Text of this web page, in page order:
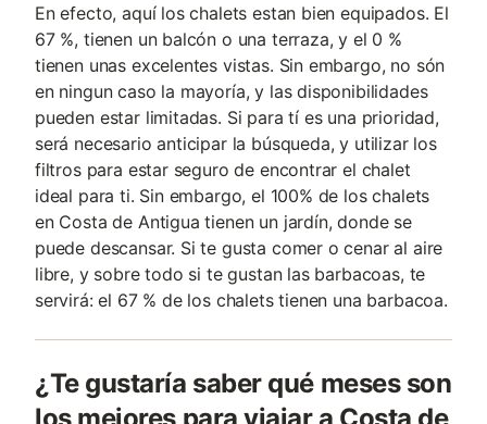
En efecto, aquí los chalets estan bien equipados. El
67 %, tienen un balcón o una terraza, y el 0 %
tienen unas excelentes vistas. Sin embargo, no són
en ningun caso la mayoría, y las disponibilidades
pueden estar limitadas. Si para tí es una prioridad,
será necesario anticipar la búsqueda, y utilizar los
filtros para estar seguro de encontrar el chalet
ideal para ti. Sin embargo, el 100% de los chalets
en Costa de Antigua tienen un jardín, donde se
puede descansar. Si te gusta comer o cenar al aire
libre, y sobre todo si te gustan las barbacoas, te
servirá: el 67 % de los chalets tienen una barbacoa.
¿Te gustaría saber qué meses son
los mejores para viajar a Costa de